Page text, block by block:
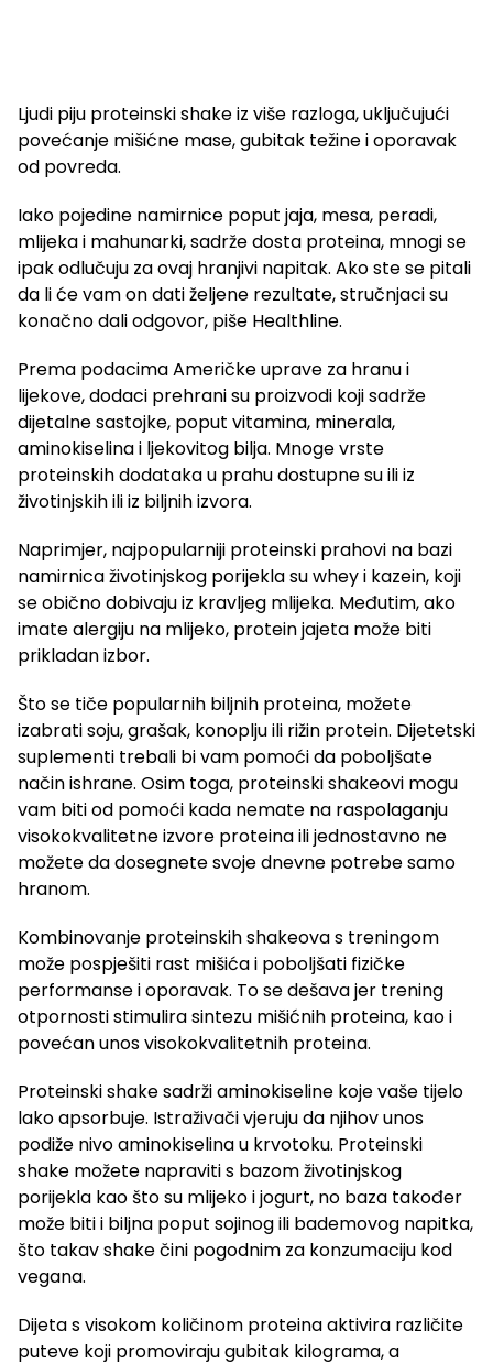
Ljudi piju proteinski shake iz više razloga, uključujući
povećanje mišićne mase, gubitak težine i oporavak
od povreda.
Iako pojedine namirnice poput jaja, mesa, peradi,
mlijeka i mahunarki, sadrže dosta proteina, mnogi se
ipak odlučuju za ovaj hranjivi napitak. Ako ste se pitali
da li će vam on dati željene rezultate, stručnjaci su
konačno dali odgovor, piše Healthline.
Prema podacima Američke uprave za hranu i
lijekove, dodaci prehrani su proizvodi koji sadrže
dijetalne sastojke, poput vitamina, minerala,
aminokiselina i ljekovitog bilja. Mnoge vrste
proteinskih dodataka u prahu dostupne su ili iz
životinjskih ili iz biljnih izvora.
Naprimjer, najpopularniji proteinski prahovi na bazi
namirnica životinjskog porijekla su whey i kazein, koji
se obično dobivaju iz kravljeg mlijeka. Međutim, ako
imate alergiju na mlijeko, protein jajeta može biti
prikladan izbor.
Što se tiče popularnih biljnih proteina, možete
izabrati soju, grašak, konoplju ili rižin protein. Dijetetski
suplementi trebali bi vam pomoći da poboljšate
način ishrane. Osim toga, proteinski shakeovi mogu
vam biti od pomoći kada nemate na raspolaganju
visokokvalitetne izvore proteina ili jednostavno ne
možete da dosegnete svoje dnevne potrebe samo
hranom.
Kombinovanje proteinskih shakeova s treningom
može pospješiti rast mišića i poboljšati fizičke
performanse i oporavak. To se dešava jer trening
otpornosti stimulira sintezu mišićnih proteina, kao i
povećan unos visokokvalitetnih proteina.
Proteinski shake sadrži aminokiseline koje vaše tijelo
lako apsorbuje. Istraživači vjeruju da njihov unos
podiže nivo aminokiselina u krvotoku. Proteinski
shake možete napraviti s bazom životinjskog
porijekla kao što su mlijeko i jogurt, no baza također
može biti i biljna poput sojinog ili bademovog napitka,
što takav shake čini pogodnim za konzumaciju kod
vegana.
Dijeta s visokom količinom proteina aktivira različite
puteve koji promoviraju gubitak kilograma, a